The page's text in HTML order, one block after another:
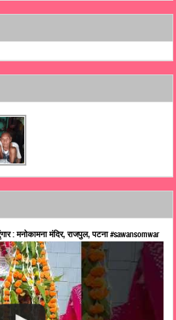
: मनोकामना मंदिर, राजपुल, पटना #sawansomwar